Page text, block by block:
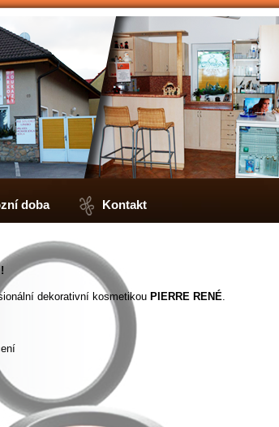
doba Kontakt
dekorativní kosmetikou PIERRE RENÉ.